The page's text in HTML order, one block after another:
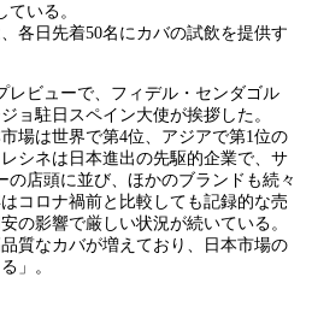
いる。
各日先着50名にカバの試飲を提供す
レビューで、フィデル・センダゴル
ョ駐日スペイン大使が挨拶した。
場は世界で第4位、アジアで第1位の
シネは日本進出の先駆的企業で、サ
の店頭に並び、ほかのブランドも続々
コロナ禍前と比較しても記録的な売
の影響で厳しい状況が続いている。
質なカバが増えており、日本市場の
」。